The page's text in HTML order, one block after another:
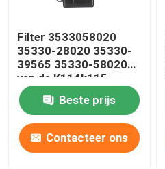
Filter 3533058020
35330-28020 35330-
39565 35330-58020
van de K114k115
Toyota Transmissie
Beste prijs
Contacteer ons